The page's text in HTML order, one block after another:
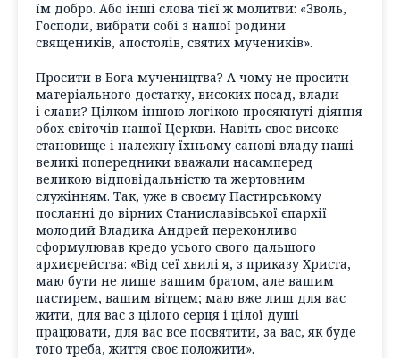
їм добро. Або інші слова тієї ж молитви: «Зволь,
Господи, вибрати собі з нашої родини
священиків, апостолів, святих мучеників».
Просити в Бога мучеництва? А чому не просити
матеріального достатку, високих посад, влади
і слави? Цілком іншою логікою просякнуті діяння
обох світочів нашої Церкви. Навіть своє високе
становище і належну їхньому санові владу наші
великі попередники вважали насамперед
великою відповідальністю та жертовним
служінням. Так, уже в своєму Пастирському
посланні до вірних Станиславівської єпархії
молодий Владика Андрей переконливо
сформулював кредо усього свого дальшого
архиєрейства: «Від сеї хвилі я, з приказу Христа,
маю бути не лише вашим братом, але вашим
пастирем, вашим вітцем; маю вже лиш для вас
жити, для вас з цілого серця і цілої душі
працювати, для вас все посвятити, за вас, як буде
того треба, життя своє положити».